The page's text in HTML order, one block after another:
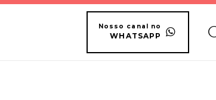
Nosso canal no
WHATSAPP